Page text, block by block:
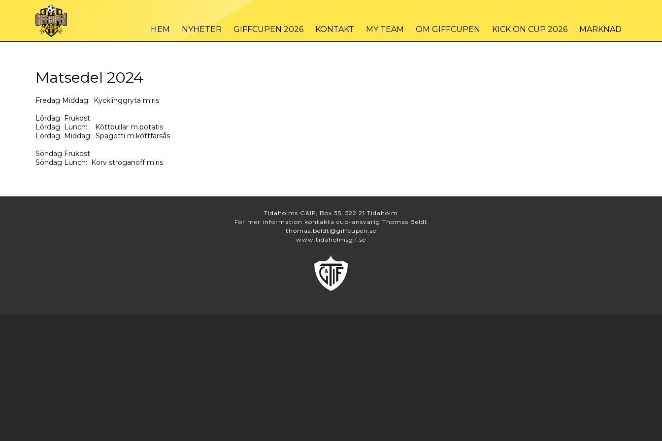
HEM NYHETER GIFFCUPEN 2026 KONTAKT MY TEAM OM GIFFCUPEN KICK ON CUP 2026 MARKNAD
Matsedel 2024
Fredag Middag: Kycklinggryta m.ris
Lördag Frukost
Lördag Lunch: Köttbullar m.potatis
Lördag Middag: Spagetti m.köttfärsås
Söndag Frukost
Söndag Lunch: Korv stroganoff m.ris
Tidaholms G&IF, Box 35, 522 21 Tidaholm
För mer information kontakta cup-ansvarig Thomas Beldt
thomas.beldt@giffcupen.se
www.tidaholmsgif.se